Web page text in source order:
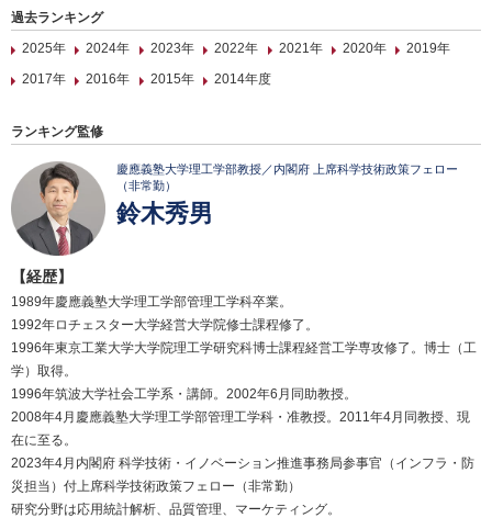
過去ランキング
2025年
2024年 2023年 2022年 2021年 2020年
2019年
2017年
2016年 2015年 2014年度
ランキング監修
慶應義塾大学理工学部教授／内閣府 上席科学技術政策フェロー
（非常勤）
鈴木秀男
【経歴】
1989年慶應義塾大学理工学部管理工学科卒業。
1992年ロチェスター大学経営大学院修士課程修了。
1996年東京工業大学大学院理工学研究科博士課程経営工学専攻修了。博士（工
学）取得。
1996年筑波大学社会工学系・講師。2002年6月同助教授。
2008年4月慶應義塾大学理工学部管理工学科・准教授。2011年4月同教授、現
在に至る。
2023年4月内閣府 科学技術・イノベーション推進事務局参事官（インフラ・防
災担当）付上席科学技術政策フェロー（非常勤）
研究分野は応用統計解析、品質管理、マーケティング。